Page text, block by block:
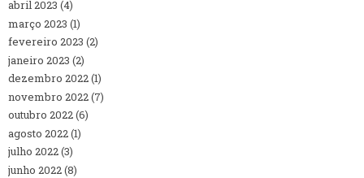
abril 2023 (4)
março 2023 (1)
fevereiro 2023 (2)
janeiro 2023 (2)
dezembro 2022(1)
novembro 2022(7)
outubro 2022(6)
agosto 2022(1)
julho 2022(3)
junho 2022(8)